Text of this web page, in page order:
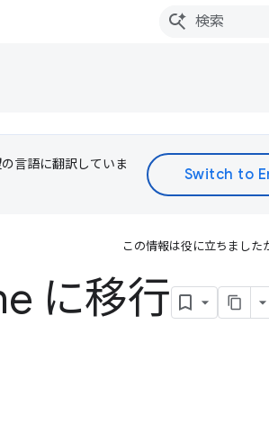
言語に翻訳していま
この情報は役に立ちました
に移行